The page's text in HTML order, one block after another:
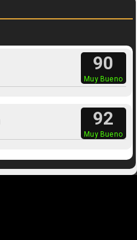
90
Muy Bueno
92
Muy Bueno